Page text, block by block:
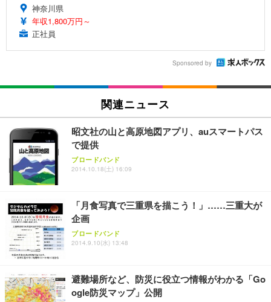
神奈川県
年収1,800万円～
正社員
Sponsored by
関連ニュース
昭文社の山と高原地図アプリ、auスマートパス
で提供
ブロードバンド
2014.10.18(土) 16:09
「月食写真で三重県を描こう！」……三重大が
企画
ブロードバンド
2014.9.10(水) 13:48
避難場所など、防災に役立つ情報がわかる「Go
ogle防災マップ」公開